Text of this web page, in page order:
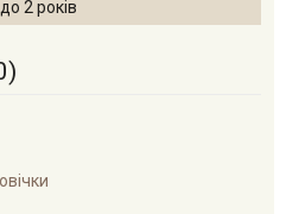
2 років
)